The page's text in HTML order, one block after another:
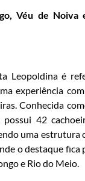
Véu de
Leopoldina é
experiência
Conhecida
42
uma estrutura
o destaque fica
e Rio do Meio.